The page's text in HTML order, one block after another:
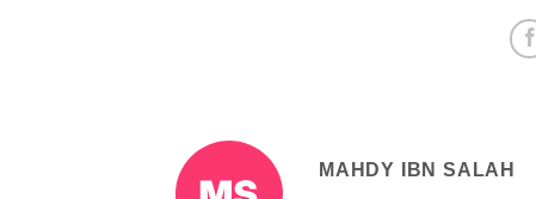
MAHDY IBN SALAH